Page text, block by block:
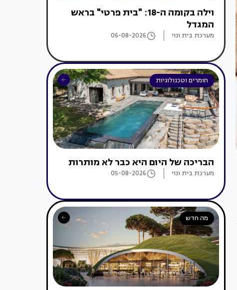
וילה בקומה ה-18: "בית פרטי" בראש
המגדל
מערכת בית ונוי 06-08-2026
חומרים וטכנולוגיות
הבריכה של היום היא כבר לא מותרות
מערכת בית ונוי 05-08-2026
מה חדש